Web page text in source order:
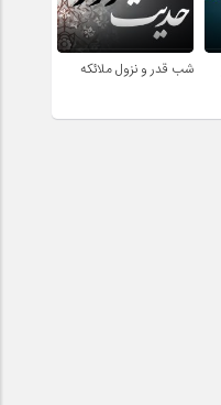
شب قدر و نزول ملائکه